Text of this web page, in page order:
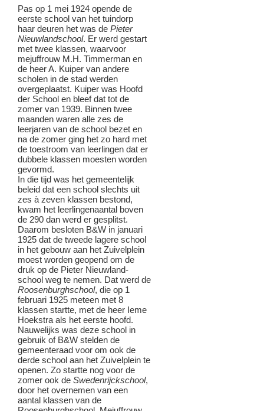
Pas op 1 mei 1924 opende de
eerste school van het tuindorp
haar deuren het was de Pieter
Nieuwlandschool. Er werd gestart
met twee klassen, waarvoor
mejuffrouw M.H. Timmerman en
de heer A. Kuiper van andere
scholen in de stad werden
overgeplaatst. Kuiper was Hoofd
der School en bleef dat tot de
zomer van 1939. Binnen twee
maanden waren alle zes de
leerjaren van de school bezet en
na de zomer ging het zo hard met
de toestroom van leerlingen dat er
dubbele klassen moesten worden
gevormd.
In die tijd was het gemeentelijk
beleid dat een school slechts uit
zes à zeven klassen bestond,
kwam het leerlingenaantal boven
de 290 dan werd er gesplitst.
Daarom besloten B&W in januari
1925 dat de tweede lagere school
in het gebouw aan het Zuivelplein
moest worden geopend om de
druk op de Pieter Nieuwland-
school weg te nemen. Dat werd de
Roosenburghschool, die op 1
februari 1925 meteen met 8
klassen startte, met de heer Ieme
Hoekstra als het eerste hoofd.
Nauwelijks was deze school in
gebruik of B&W stelden de
gemeenteraad voor om ook de
derde school aan het Zuivelplein te
openen. Zo startte nog voor de
zomer ook de Swedenrijckschool,
door het overnemen van een
aantal klassen van de